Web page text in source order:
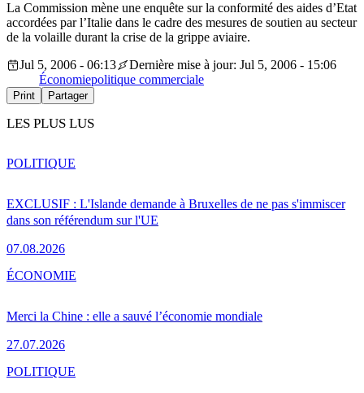
La Commission mène une enquête sur la conformité des aides d’Etat
accordées par l’Italie dans le cadre des mesures de soutien au secteur
de la volaille durant la crise de la grippe aviaire.
Jul 5, 2006 - 06:13
Dernière mise à jour: Jul 5, 2006 - 15:06
Économiepolitique commerciale
Print Partager
LES PLUS LUS
EXCLUSIF : L'Islande demande à Bruxelles de ne pas s'immiscer
dans son référendum sur l'UE
07.08.2026
POLITIQUE
Merci la Chine : elle a sauvé l’économie mondiale
27.07.2026
ÉCONOMIE
POLITIQUE